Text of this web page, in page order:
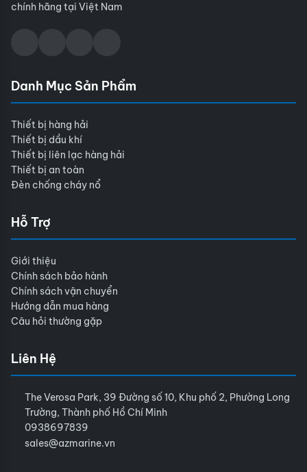
chính hãng tại Việt Nam
Danh Mục Sản Phẩm
Thiết bị hàng hải
Thiết bị dầu khí
Thiết bị liên lạc hàng hải
Thiết bị an toàn
Đèn chống cháy nổ
Hỗ Trợ
Giới thiệu
Chính sách bảo hành
Chính sách vận chuyển
Hướng dẫn mua hàng
Câu hỏi thường gặp
Liên Hệ
The Verosa Park, 39 Đường số 10, Khu phố 2, Phường Long
Trường, Thành phố Hồ Chí Minh
0938697839
sales@azmarine.vn